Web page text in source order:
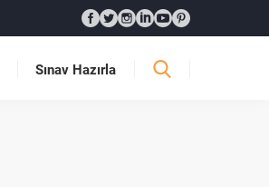
Sınav Hazırla